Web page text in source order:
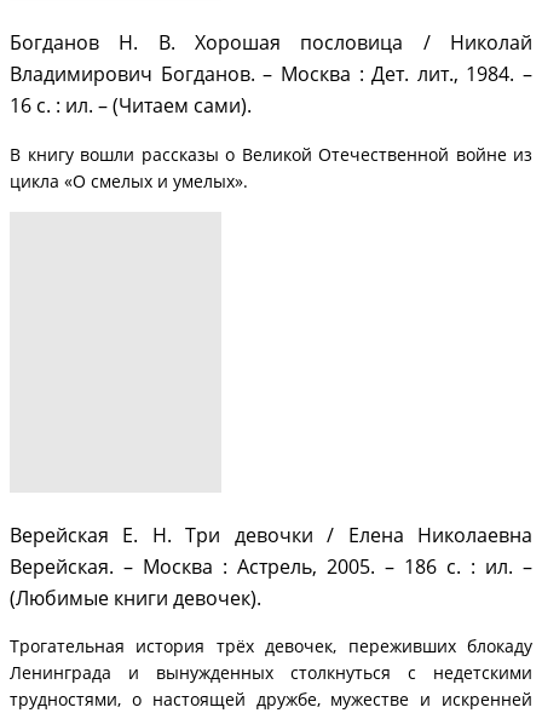
Богданов Н. В. Хорошая пословица / Николай
Владимирович Богданов. – Москва : Дет. лит., 1984. –
16 с. : ил. – (Читаем сами).
В книгу вошли рассказы о Великой Отечественной войне из
цикла «О смелых и умелых».
Верейская Е. Н. Три девочки / Елена Николаевна
Верейская. – Москва : Астрель, 2005. – 186 с. : ил. –
(Любимые книги девочек).
Трогательная история трёх девочек, переживших блокаду
Ленинграда и вынужденных столкнуться с недетскими
трудностями, о настоящей дружбе, мужестве и искренней